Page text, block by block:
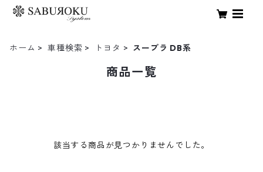
ホーム 車種検索 トヨタ スープラ DB系
商品一覧
該当する商品が見つかりませんでした。